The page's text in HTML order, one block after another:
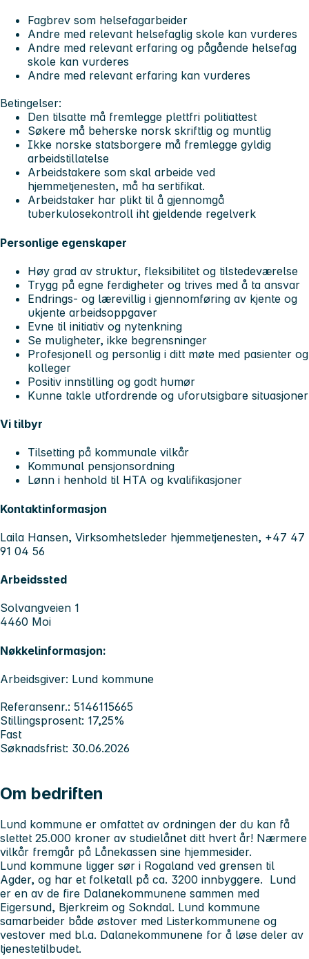
Fagbrev som helsefagarbeider
Andre med relevant helsefaglig skole kan vurderes
Andre med relevant erfaring og pågående helsefag
skole kan vurderes
Andre med relevant erfaring kan vurderes
Betingelser:
Den tilsatte må fremlegge plettfri politiattest
Søkere må beherske norsk skriftlig og muntlig
Ikke norske statsborgere må fremlegge gyldig
arbeidstillatelse
Arbeidstakere som skal arbeide ved
hjemmetjenesten, må ha sertifikat.
Arbeidstaker har plikt til å gjennomgå
tuberkulosekontroll iht gjeldende regelverk
Personlige egenskaper
Høy grad av struktur, fleksibilitet og tilstedeværelse
Trygg på egne ferdigheter og trives med å ta ansvar
Endrings- og lærevillig i gjennomføring av kjente og
ukjente arbeidsoppgaver
Evne til initiativ og nytenkning
Se muligheter, ikke begrensninger
Profesjonell og personlig i ditt møte med pasienter og
kolleger
Positiv innstilling og godt humør
Kunne takle utfordrende og uforutsigbare situasjoner
Vi tilbyr
Tilsetting på kommunale vilkår
Kommunal pensjonsordning
Lønn i henhold til HTA og kvalifikasjoner
Kontaktinformasjon
Laila Hansen, Virksomhetsleder hjemmetjenesten, +47 47
91 04 56
Arbeidssted
Solvangveien 1
4460 Moi
Nøkkelinformasjon:
Arbeidsgiver: Lund kommune
Referansenr.: 5146115665
Stillingsprosent: 17,25%
Fast
Søknadsfrist: 30.06.2026
Om bedriften
Lund kommune er omfattet av ordningen der du kan få
slettet 25.000 kroner av studielånet ditt hvert år! Nærmere
vilkår fremgår på Lånekassen sine hjemmesider.
Lund kommune ligger sør i Rogaland ved grensen til
Agder, og har et folketall på ca. 3200 innbyggere. Lund
er en av de fire Dalanekommunene sammen med
Eigersund, Bjerkreim og Sokndal. Lund kommune
samarbeider både østover med Listerkommunene og
vestover med bl.a. Dalanekommunene for å løse deler av
tjenestetilbudet.